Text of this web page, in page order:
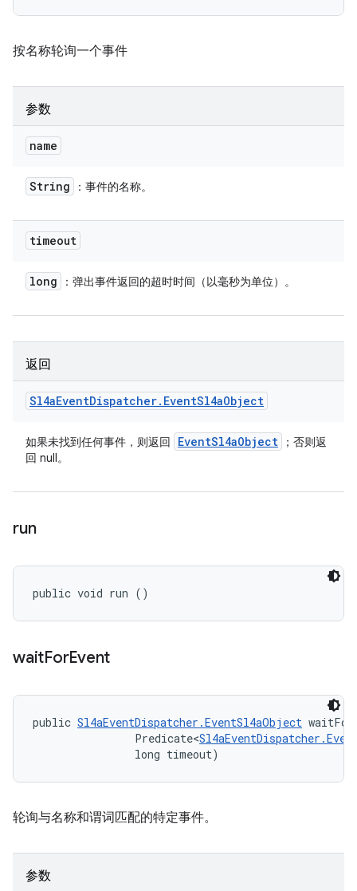
按名称轮询一个事件
参数
name
String ：事件的名称。
timeout
long ：弹出事件返回的超时时间（以毫秒为单位）。
返回
Sl4aEventDispatcher. EventSl4aObject
如果未找到任何事件，则返回 EventSl4aObject
；否则返
回 null。
run
public void run ()
waitForEvent
public Sl4aEventDispatcher.EventSl4aObject
                Predicate<
                long timeout)
轮询与名称和谓词匹配的特定事件。
参数